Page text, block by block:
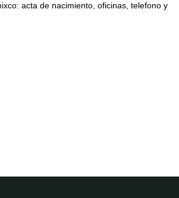
acta de nacimiento, oficinas, telefono y